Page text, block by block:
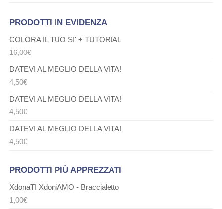
PRODOTTI IN EVIDENZA
COLORA IL TUO SI' + TUTORIAL
16,00€
DATEVI AL MEGLIO DELLA VITA!
4,50€
DATEVI AL MEGLIO DELLA VITA!
4,50€
DATEVI AL MEGLIO DELLA VITA!
4,50€
PRODOTTI PIÙ APPREZZATI
XdonaTI XdoniAMO - Braccialetto
1,00€